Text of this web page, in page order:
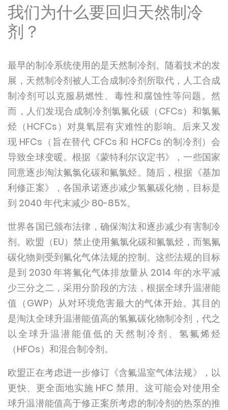
我们为什么要回归天然制冷
剂？
最早的制冷系统使用的是天然制冷剂。随着技术的发
展，天然制冷剂被人工合成制冷剂所取代，人工合成
制冷剂可以克服易燃性、毒性和腐蚀性等问题。然
而，人们发现合成制冷剂氯氟化碳（CFCs）和氯氟
烃（HCFCs）对臭氧层有灾难性的影响。后来又发
现 HFCs（旨在替代 CFCs 和 HCFCs 的制冷剂）会
导致全球变暖。根据《蒙特利尔议定书》，一些国家
同意逐步淘汰氟氯化碳和氟氯烃。随后，根据《基加
利修正案》，各国承诺逐步减少氢氟碳化物，目标是
到 2040 年代末减少 80-85%。
世界各国已颁布法律，确保淘汰和逐步减少有害制冷
剂。欧盟（EU）禁止使用氟氯化碳和氟氯烃，而氢氟
碳化物则受到氟化气体法规的控制。这些法规的目标
是到 2030 年将氟化气体排放量从 2014 年的水平减
少三分之二，采用分阶段的方法，根据全球升温潜能
值（GWP）从对环境危害最大的气体开始。其目的
是淘汰全球升温潜能值高的氢氟碳化物制冷剂，代之
以全球升温潜能值低的天然制冷剂、氢氟烯烃
（HFOs）和混合制冷剂。
欧盟正在考虑进一步修订《含氟温室气体法规》，以
更快、更全面地实施 HFC 禁用。这可能会对使用全
球升温潜能值高于修正案所考虑的制冷剂的热泵的推